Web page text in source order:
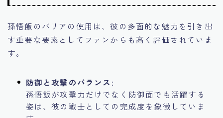
孫悟飯のバリアの使用は、彼の多面的な魅力を引き出
す重要な要素としてファンからも高く評価されていま
す。
防御と攻撃のバランス :
孫悟飯が攻撃力だけでなく防御面でも活躍する
姿は、彼の戦士としての完成度を象徴していま